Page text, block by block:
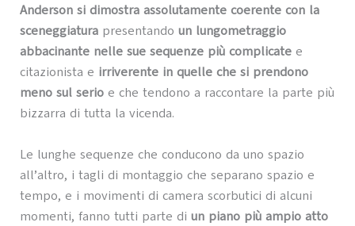
Anderson si dimostra assolutamente coerente con la
sceneggiaturapresentando un lungometraggio
abbacinante nelle sue sequenze più complicatee
citazionista e irriverente in quelle che si prendono
meno sul serioe che tendono a raccontare la parte più
bizzarra di tutta la vicenda.
Le lunghe sequenze che conducono da uno spazio
all’altro, i tagli di montaggio che separano spazio e
tempo, e i movimenti di camera scorbutici di alcuni
momenti, fanno tutti parte di un piano più ampio atto